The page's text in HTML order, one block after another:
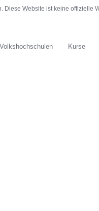
Website ist keine
Volkshochschulen Kurse